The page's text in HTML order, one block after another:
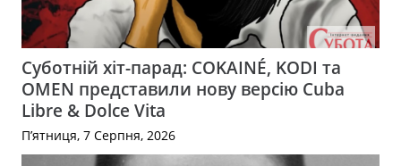
Суботній хіт-парад: COKAINÉ, KODI та
OMEN представили нову версію Cuba
Libre & Dolce Vita
П’ятниця, 7 Серпня, 2026